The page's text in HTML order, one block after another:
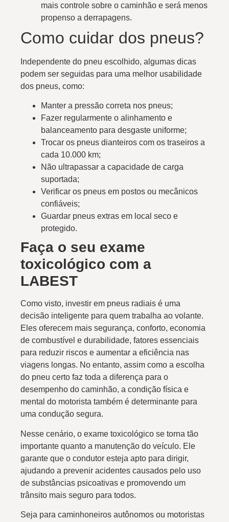
mais controle sobre o caminhão e será menos
propenso a derrapagens.
Como cuidar dos pneus?
Independente do pneu escolhido, algumas dicas
podem ser seguidas para uma melhor usabilidade
dos pneus, como:
Manter a pressão correta nos pneus;
Fazer regularmente o alinhamento e
balanceamento para desgaste uniforme;
Trocar os pneus dianteiros com os traseiros a
cada 10.000 km;
Não ultrapassar a capacidade de carga
suportada;
Verificar os pneus em postos ou mecânicos
confiáveis;
Guardar pneus extras em local seco e
protegido.
Faça o seu exame
toxicológico com a
LABEST
Como visto, investir em pneus radiais é uma
decisão inteligente para quem trabalha ao volante.
Eles oferecem mais segurança, conforto, economia
de combustível e durabilidade, fatores essenciais
para reduzir riscos e aumentar a eficiência nas
viagens longas. No entanto, assim como a escolha
do pneu certo faz toda a diferença para o
desempenho do caminhão, a condição física e
mental do motorista também é determinante para
uma condução segura.
Nesse cenário, o exame toxicológico se torna tão
importante quanto a manutenção do veículo. Ele
garante que o condutor esteja apto para dirigir,
ajudando a prevenir acidentes causados pelo uso
de substâncias psicoativas e promovendo um
trânsito mais seguro para todos.
Seja para caminhoneiros autônomos ou motoristas